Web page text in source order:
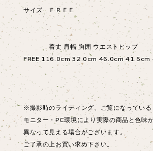
サイズ ＦＲＥＥ
着丈 肩幅 胸囲 ウエストヒップ
FREE 116.0cm 32.0cm 46.0cm 41.5cm
※撮影時のライティング、ご覧になっている
モニター・PC環境により実際の商品と色味
異なって見える場合がございます。
ご了承の上お買い求め下さい。